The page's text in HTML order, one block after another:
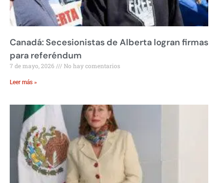
Canadá: Secesionistas de Alberta logran firmas
para referéndum
7 de mayo, 2026 No hay comentarios
Leer más »